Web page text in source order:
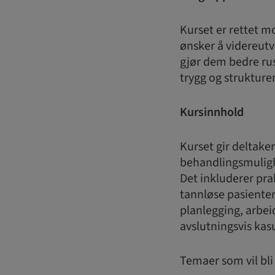
Kurset er rettet
ønsker å
gjør dem bedre
trygg og
Kursinnhold
Kurset gir
Det inkluderer
tannløse
planlegging,
avslutningsvis
Temaer som vil